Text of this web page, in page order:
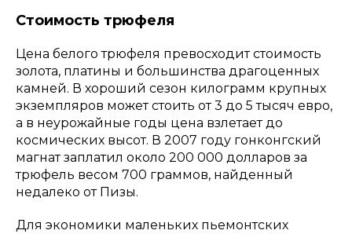
Стоимость трюфеля
Цена белого трюфеля превосходит стоимость
золота, платины и большинства драгоценных
камней. В хороший сезон килограмм крупных
экземпляров может стоить от 3 до 5 тысяч евро,
а в неурожайные годы цена взлетает до
космических высот. В 2007 году гонконгский
магнат заплатил около 200 000 долларов за
трюфель весом 700 граммов, найденный
недалеко от Пизы.
Для экономики маленьких пьемонтских